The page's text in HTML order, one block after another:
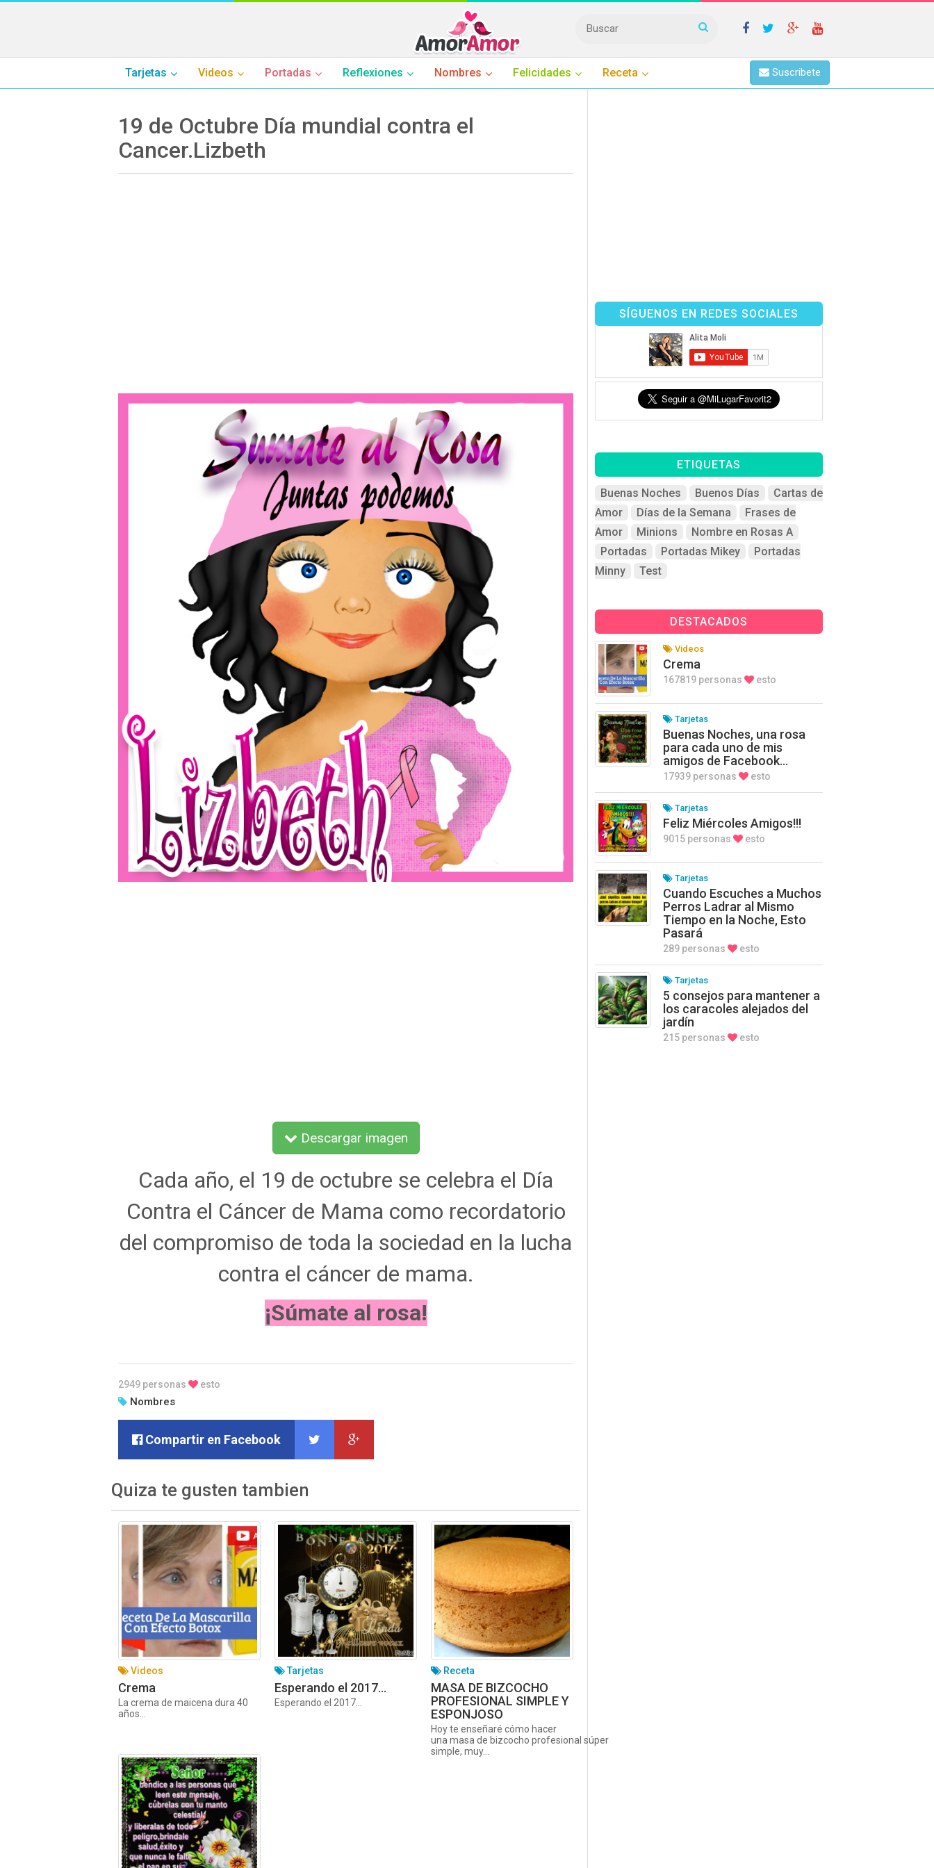
Tarjetas Videos Portadas Reflexiones Nombres Felicidades Receta Suscribete
19 de Octubre Día mundial contra el
Cancer.Lizbeth
Descargar imagen
Cada año, el 19 de octubre se celebra el Día
Contra el Cáncer de Mama como recordatorio
del compromiso de toda la sociedad en la lucha
contra el cáncer de mama.
¡Súmate al rosa!
2949 personas esto
Nombres
Compartir en Facebook
Quiza te gusten tambien
Videos
Crema
La crema de maicena dura 40
años...
Tarjetas
Esperando el 2017…
Esperando el 2017…
Receta
MASA DE BIZCOCHO
PROFESIONAL SIMPLE Y
ESPONJOSO
Hoy te enseñaré cómo hacer
una masa de bizcocho profesional súper
simple, muy...
SÍGUENOS EN REDES SOCIALES
ETIQUETAS
Buenas Noches Buenos Días
Cartas de
Amor
Días de la Semana
Frases de
Amor
Minions
Nombre en Rosas A
Portadas
Portadas Mikey
Portadas
Minny
Test
DESTACADOS
Videos
Crema
167819 personas esto
Tarjetas
Buenas Noches, una rosa
para cada uno de mis
amigos de Facebook…
17939 personas esto
Tarjetas
Feliz Miércoles Amigos!!!
9015 personas esto
Tarjetas
Cuando Escuches a Muchos
Perros Ladrar al Mismo
Tiempo en la Noche, Esto
Pasará
289 personas esto
Tarjetas
5 consejos para mantener a
los caracoles alejados del
jardín
215 personas esto